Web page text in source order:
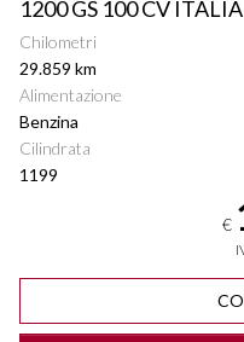
1200 GS 100 CV ITALIA
Chilometri
29.859 km
Alimentazione
Benzina
Cilindrata
1199
€